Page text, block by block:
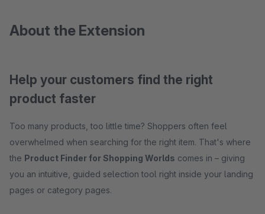
About the Extension
Help your customers find the right
product faster
Too many products, too little time? Shoppers often feel
overwhelmed when searching for the right item. That's where
the Product Finder for Shopping Worlds comes in – giving
you an intuitive, guided selection tool right inside your landing
pages or category pages.